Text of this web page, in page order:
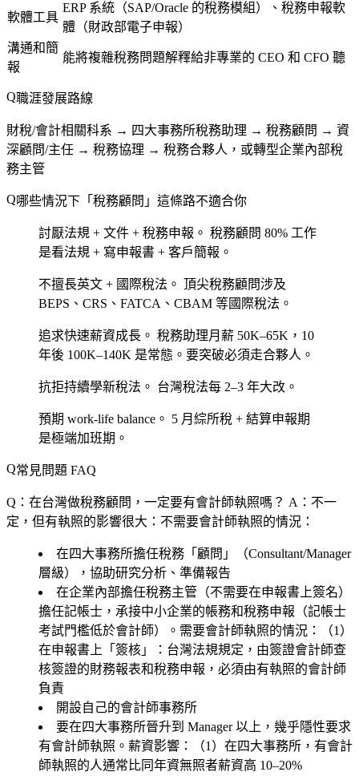
軟體工具
ERP 系統（SAP/Oracle 的稅務模組）、稅務申報軟
體（財政部電子申報）
溝通和簡
報
能將複雜稅務問題解釋給非專業的 CEO 和 CFO 聽
職涯發展路線
財稅/會計相關科系 → 四大事務所稅務助理 → 稅務顧問 → 資
深顧問/主任 → 稅務協理 → 稅務合夥人，或轉型企業內部稅
務主管
哪些情況下「稅務顧問」這條路不適合你
討厭法規 + 文件 + 稅務申報。 稅務顧問 80% 工作
是看法規 + 寫申報書 + 客戶簡報。
不擅長英文 + 國際稅法。 頂尖稅務顧問涉及
BEPS、CRS、FATCA、CBAM 等國際稅法。
追求快速薪資成長。 稅務助理月薪 50K–65K，10
年後 100K–140K 是常態。要突破必須走合夥人。
抗拒持續學新稅法。 台灣稅法每 2–3 年大改。
預期 work-life balance。 5 月綜所稅 + 結算申報期
是極端加班期。
常見問題 FAQ
Q：在台灣做稅務顧問，一定要有會計師執照嗎？ A：不一
定，但有執照的影響很大：不需要會計師執照的情況：
在四大事務所擔任稅務「顧問」（Consultant/Manager
層級），協助研究分析、準備報告
在企業內部擔任稅務主管（不需要在申報書上簽名）
擔任記帳士，承接中小企業的帳務和稅務申報（記帳士
考試門檻低於會計師）。需要會計師執照的情況：（1）
在申報書上「簽核」
：台灣法規規定，由簽證會計師查
核簽證的財務報表和稅務申報，必須由有執照的會計師
負責
開設自己的會計師事務所
要在四大事務所晉升到 Manager 以上，幾乎隱性要求
有會計師執照。薪資影響：（1）在四大事務所，有會計
師執照的人通常比同年資無照者薪資高 10–20%